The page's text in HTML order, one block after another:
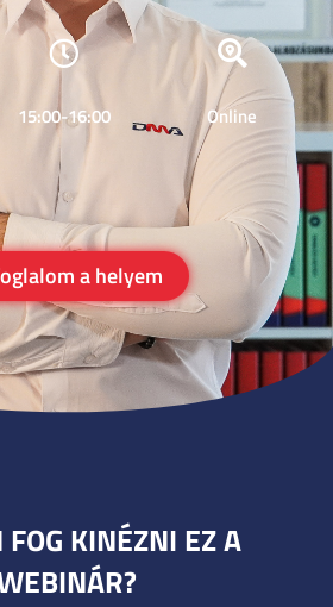
15:00-16:00 Online
a helyem
FOG KINÉZNI EZ A